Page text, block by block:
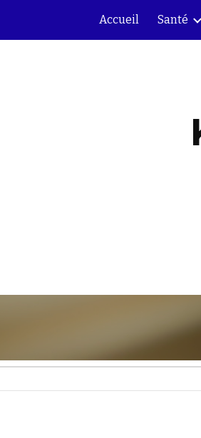
Skip to main content
Accueil Santé